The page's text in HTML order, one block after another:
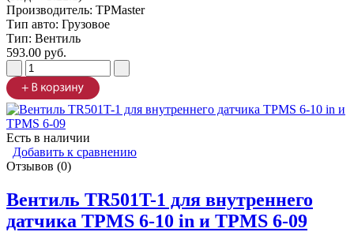
Производитель: TPMaster
Тип авто: Грузовое
Тип: Вентиль
593.00 руб.
Есть в наличии
Добавить к сравнению
Отзывов (0)
Вентиль TR501T-1 для внутреннего
датчика TPMS 6-10 in и TPMS 6-09